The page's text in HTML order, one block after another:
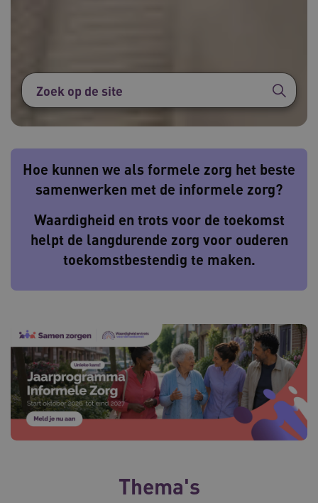
Hoe kunnen we als formele zorg het beste
samenwerken met de informele zorg?
Waardigheid en trots voor de toekomst
helpt de langdurende zorg voor ouderen
toekomstbestendig te maken.
Thema's